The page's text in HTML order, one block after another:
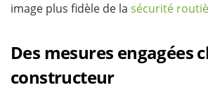
image plus fidèle de la sécurité
Des mesures engagées
constructeur